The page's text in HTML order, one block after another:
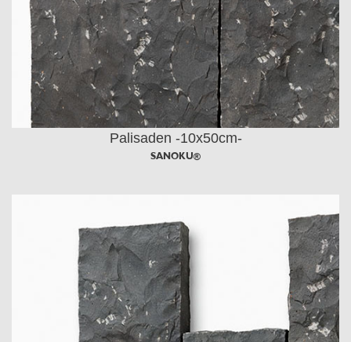
Palisaden -10x50cm-
SANOKU®